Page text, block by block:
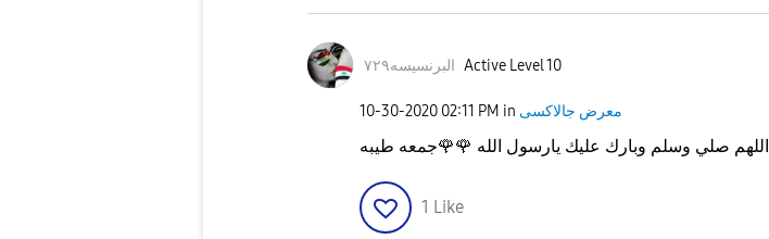
البرنسيسه٧٢٩ Active Level 10
‎10-30-2020 02:11 PM in معرض جالاكسى
اللهم صلي وسلم وبارك عليك يارسول الله 🌹
🌹جمعه طيبه
1 Like